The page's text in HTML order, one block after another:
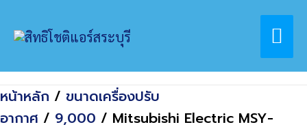
Home
สินค้า
Mitsubishi Electric MSY-JS09VF
หน้าหลัก / ขนาดเครื่องปรับ
อากาศ / 9,000 / Mitsubishi Electric MSY-